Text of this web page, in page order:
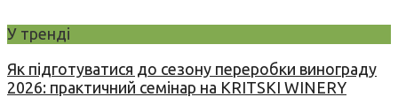
У тренді
Як підготуватися до сезону переробки винограду
2026: практичний семінар на KRITSKI WINERY